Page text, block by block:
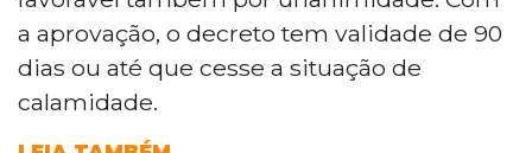
válido por 90 dias, permite maior
flexibilidade orçamentária e acesso a
recursos federais para medidas
emergenciais no combate à epidemia.
a aprovação, o decreto tem validade de 90
dias ou até que cesse a situação de
calamidade.